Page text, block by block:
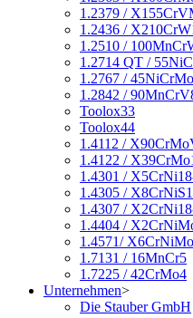
1.2379 /
1.2436 /
1.2510 /
1.2714 QT /
1.2767 /
1.2842 /
Toolox33
Toolox44
1.4112 /
1.4122 /
1.4301 /
1.4305 /
1.4307 /
1.4404 /
1.4571/
1.7131 / 16MnCr5
1.7225 / 42CrMo4
Unternehmen>
Die Stauber GmbH